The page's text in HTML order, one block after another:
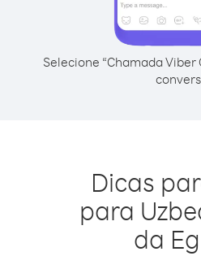
Selecione “Chamada Viber
Dicas
para
da